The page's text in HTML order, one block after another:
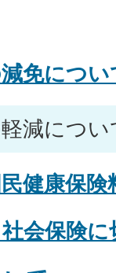
免につい
減につい
健康保
会保険